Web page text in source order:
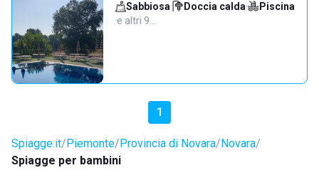
Sabbiosa· Doccia calda·
Piscina
·e altri 9…
1
Spiagge.it Piemonte Provincia di Novara Novara
Spiagge per bambini